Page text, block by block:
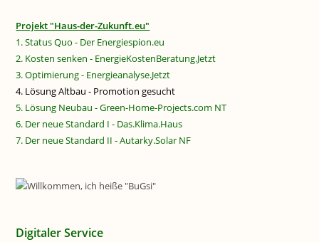
Projekt "Haus-der-Zukunft.eu"
1. Status Quo - Der Energiespion.eu
2. Kosten senken - EnergieKostenBeratung.Jetzt
3. Optimierung - Energieanalyse.Jetzt
4. Lösung Altbau - Promotion gesucht
5. Lösung Neubau - Green-Home-Projects.com NT
6. Der neue Standard I - Das.Klima.Haus
7. Der neue Standard II - Autarky.Solar NF
Digitaler Service